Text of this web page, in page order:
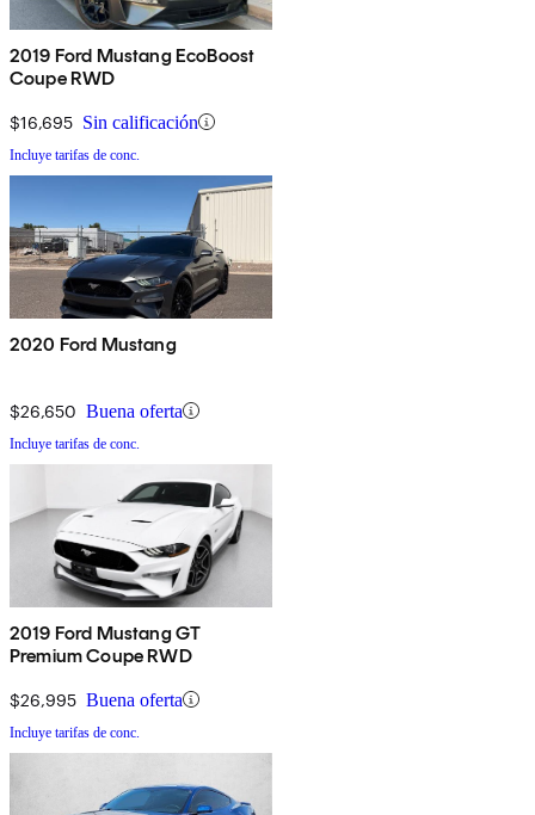
2019 Ford Mustang EcoBoost
Coupe RWD
$16,695 Sin calificación
Incluye tarifas de conc.
2020 Ford Mustang
$26,650 Buena oferta
Incluye tarifas de conc.
2019 Ford Mustang GT
Premium Coupe RWD
$26,995 Buena oferta
Incluye tarifas de conc.